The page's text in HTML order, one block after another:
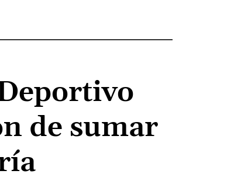
de sumar